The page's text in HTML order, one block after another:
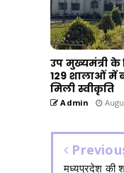
उप मुख्यमंत्री के
129 शालाओं में
मिली स्वीकृति
Admin
मध्यप्रदेश की